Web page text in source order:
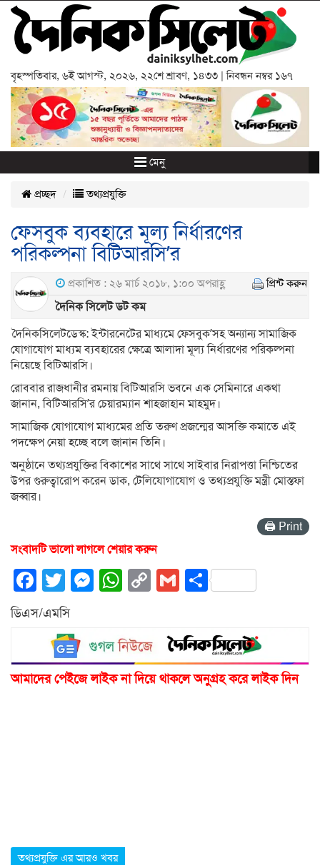
বৃহস্পতিবার, ৬ই আগস্ট, ২০২৬, ২২শে শ্রাবণ, ১৪৩৩ | নিবন্ধন নম্বর ১৬৭
মেনু
প্রচ্ছদ তথ্যপ্রযুক্তি
ফেসবুক ব্যবহারে মূল্য নির্ধারণের
পরিকল্পনা বিটিআরসি’র
প্রকাশিত : ২৬ মার্চ ২০১৮, ১:০০ অপরাহ্ণ প্রিন্ট করুন
দৈনিক সিলেট ডট কম
দৈনিকসিলেটডেস্ক: ইন্টারনেটের মাধ্যমে ফেসবুক’সহ অন্যান্য সামাজিক
যোগাযোগ মাধ্যম ব্যবহারের ক্ষেত্রে আলাদা মূল্য নির্ধারণের পরিকল্পনা
নিয়েছে বিটিআরসি।
রোববার রাজধানীর রমনায় বিটিআরসি ভবনে এক সেমিনারে একথা
জানান, বিটিআরসি’র চেয়ারম্যান শাহজাহান মাহমুদ।
সামাজিক যোগাযোগ মাধ্যমের প্রতি তরুণ প্রজন্মের আসক্তি কমাতে এই
পদক্ষেপ নেয়া হচ্ছে বলে জানান তিনি।
অনুষ্ঠানে তথ্যপ্রযুক্তির বিকাশের সাথে সাথে সাইবার নিরাপত্তা নিশ্চিতের
উপর গুরুত্বারোপ করেন ডাক, টেলিযোগাযোগ ও তথ্যপ্রযুক্তি মন্ত্রী মোস্তফা
জব্বার।
🖨 Print
সংবাদটি ভালো লাগলে শেয়ার করুন
Facebook
Twitter
Messenger
WhatsApp
CopyGmailShare
ডিএস/এমসি
আমাদের পেইজে লাইক না দিয়ে থাকলে অনুগ্রহ করে লাইক দিন
তথ্যপ্রযুক্তি এর আরও খবর